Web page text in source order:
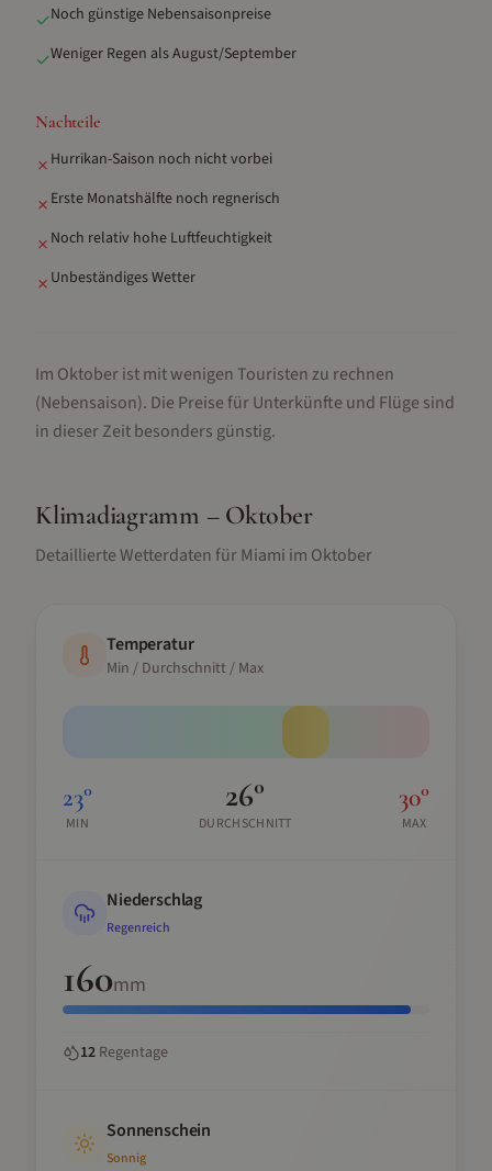
✓Noch günstige Nebensaisonpreise
✓Weniger Regen als August/September
Nachteile
✗ Hurrikan-Saison noch nicht vorbei
✗ Erste Monatshälfte noch regnerisch
✗ Noch relativ hohe Luftfeuchtigkeit
✗ Unbeständiges Wetter
Im Oktober ist mit wenigen Touristen zu rechnen
(Nebensaison). Die Preise für Unterkünfte und Flüge sind
in dieser Zeit besonders günstig.
Klimadiagramm – Oktober
Detaillierte Wetterdaten fürMiami im Oktober
Temperatur
Min / Durchschnitt / Max
23°
MIN
26°
DURCHSCHNITT
30°
MAX
Niederschlag
Regenreich
160mm
12 Regentage
Sonnenschein
Sonnig